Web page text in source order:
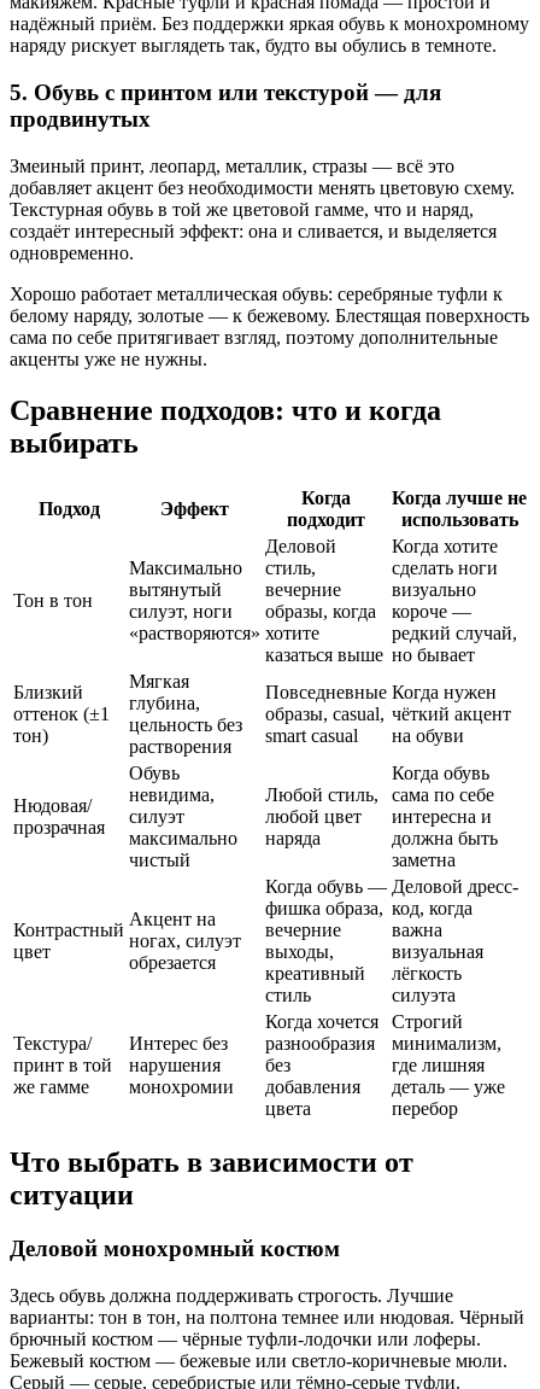
надёжный приём. Без поддержки яркая обувь к монохромному
наряду рискует выглядеть так, будто вы обулись в темноте.
5. Обувь с принтом или текстурой — для
продвинутых
Змеиный принт, леопард, металлик, стразы — всё это
добавляет акцент без необходимости менять цветовую схему.
Текстурная обувь в той же цветовой гамме, что и наряд,
создаёт интересный эффект: она и сливается, и выделяется
одновременно.
Хорошо работает металлическая обувь: серебряные туфли к
белому наряду, золотые — к бежевому. Блестящая поверхность
сама по себе притягивает взгляд, поэтому дополнительные
акценты уже не нужны.
Сравнение подходов: что и когда
выбирать
Подход Эффект
Когда
подходит
Когда лучше не
использовать
Тон в тон
Максимально
вытянутый
силуэт, ноги
«растворяются»
Деловой
стиль,
вечерние
образы, когда
хотите
казаться выше
Когда хотите
сделать ноги
визуально
короче —
редкий случай,
но бывает
Близкий
оттенок (±1
тон)
Мягкая
глубина,
цельность без
растворения
Повседневные
образы, casual,
smart casual
Когда нужен
чёткий акцент
на обуви
Нюдовая/
прозрачная
Обувь
невидима,
силуэт
максимально
чистый
Любой стиль,
любой цвет
наряда
Когда обувь
сама по себе
интересна и
должна быть
заметна
Контрастный
цвет
Акцент на
ногах, силуэт
обрезается
Когда обувь —
фишка образа,
вечерние
выходы,
креативный
стиль
Деловой дресс-
код, когда
важна
визуальная
лёгкость
силуэта
Текстура/
принт в той
же гамме
Интерес без
нарушения
монохромии
Когда хочется
разнообразия
без
добавления
цвета
Строгий
минимализм,
где лишняя
деталь — уже
перебор
Что выбрать в зависимости от
ситуации
Деловой монохромный костюм
Здесь обувь должна поддерживать строгость. Лучшие
варианты: тон в тон, на полтона темнее или нюдовая. Чёрный
брючный костюм — чёрные туфли-лодочки или лоферы.
Бежевый костюм — бежевые или светло-коричневые мюли.
Серый — серые, серебристые или тёмно-серые туфли.